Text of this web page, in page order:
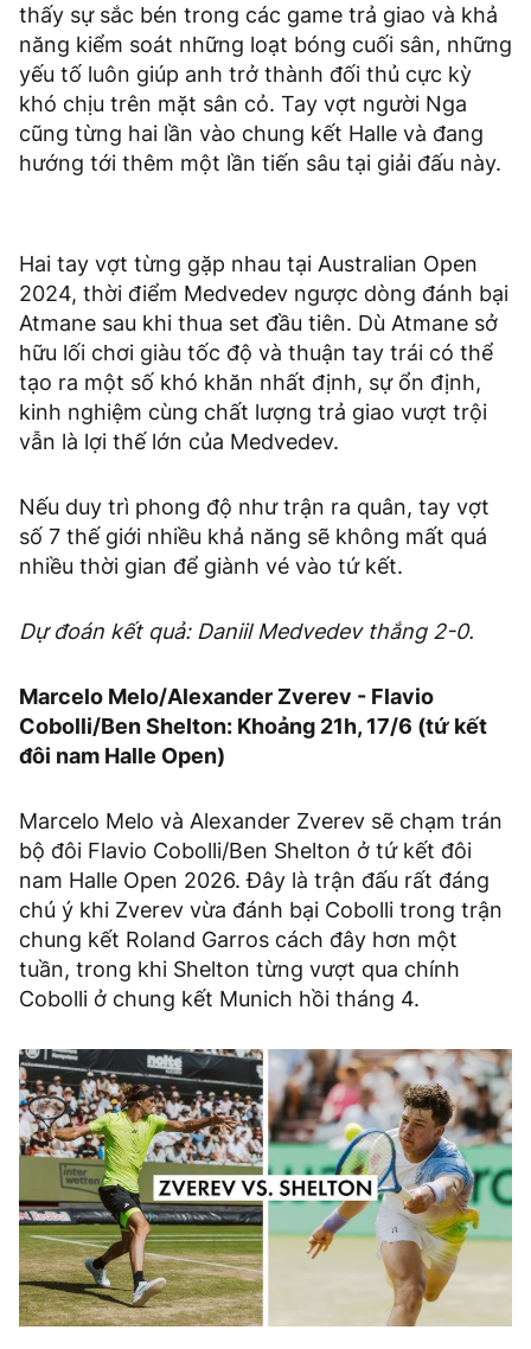
thấy sự sắc bén trong các game trả giao và khả
năng kiểm soát những loạt bóng cuối sân, những
yếu tố luôn giúp anh trở thành đối thủ cực kỳ
khó chịu trên mặt sân cỏ. Tay vợt người Nga
cũng từng hai lần vào chung kết Halle và đang
hướng tới thêm một lần tiến sâu tại giải đấu này.
Hai tay vợt từng gặp nhau tại Australian Open
2024, thời điểm Medvedev ngược dòng đánh bại
Atmane sau khi thua set đầu tiên. Dù Atmane sở
hữu lối chơi giàu tốc độ và thuận tay trái có thể
tạo ra một số khó khăn nhất định, sự ổn định,
kinh nghiệm cùng chất lượng trả giao vượt trội
vẫn là lợi thế lớn của Medvedev.
Nếu duy trì phong độ như trận ra quân, tay vợt
số 7 thế giới nhiều khả năng sẽ không mất quá
nhiều thời gian để giành vé vào tứ kết.
Dự đoán kết quả: Daniil Medvedev thắng 2-0.
Marcelo Melo/Alexander Zverev - Flavio
Cobolli/Ben Shelton: Khoảng 21h, 17/6 (tứ kết
đôi nam Halle Open)
Marcelo Melo và Alexander Zverev sẽ chạm trán
bộ đôi Flavio Cobolli/Ben Shelton ở tứ kết đôi
nam Halle Open 2026. Đây là trận đấu rất đáng
chú ý khi Zverev vừa đánh bại Cobolli trong trận
chung kết Roland Garros cách đây hơn một
tuần, trong khi Shelton từng vượt qua chính
Cobolli ở chung kết Munich hồi tháng 4.